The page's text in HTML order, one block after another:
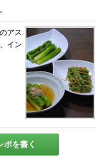
アス
イン
ポを書く